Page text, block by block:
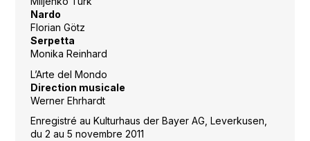
Nardo
Florian Götz
Serpetta
Monika Reinhard
L’Arte del Mondo
Direction musicale
Werner Ehrhardt
Enregistré au Kulturhaus der Bayer AG, Leverkusen,
du 2 au 5 novembre 2011